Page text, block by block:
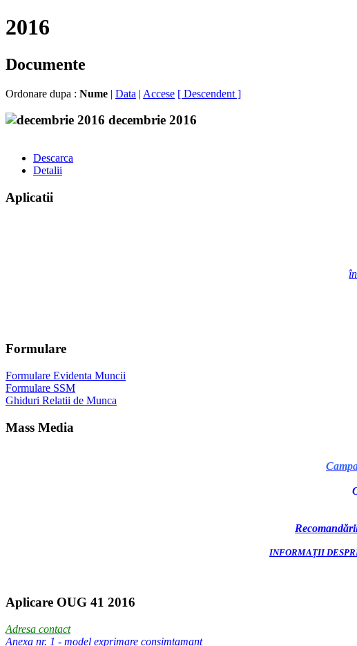
2016
Documente
Ordonare dupa : Nume | Data | Accese [ Descendent ]
decembrie 2016
Descarca
Detalii
Aplicatii
Formulare
Formulare Evidenta Muncii
Formulare SSM
Ghiduri Relatii de Munca
Mass Media
INFORMAȚII
Aplicare OUG 41 2016
Adresa contact
Anexa nr. 1 - model exprimare consimtamant